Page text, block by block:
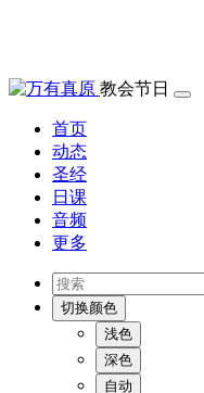
教会节日
首页
动态
圣经
日课
音频
更多
切换颜色
浅色
深色
自动